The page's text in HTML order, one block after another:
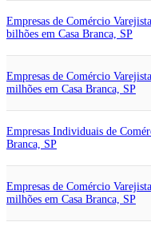
Empresas de Comércio
bilhões em Casa Branca, SP
Empresas de Comércio
milhões em Casa Branca, SP
Empresas Individuais de
Branca, SP
Empresas de Comércio
milhões em Casa Branca, SP